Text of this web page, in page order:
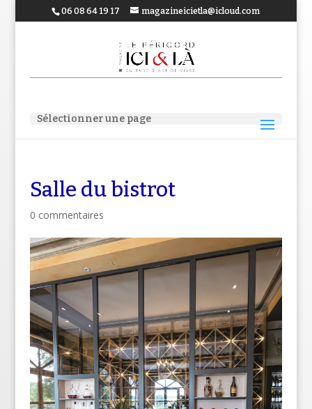
06 08 64 19 17 magazineicietla@icloud.com
Sélectionner une page
Salle du bistrot
0 commentaires